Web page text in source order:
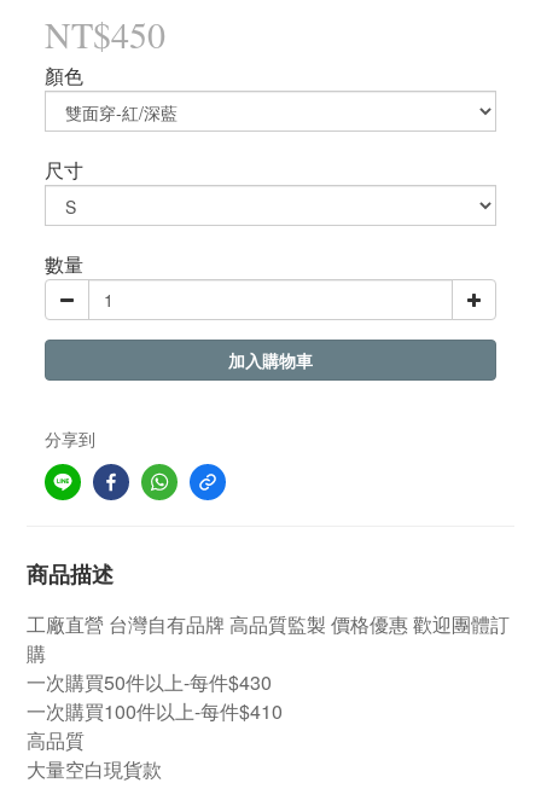
NT$450
顏色
尺寸
數量
加入購物車
分享到
商品描述
工廠直營 台灣自有品牌 高品質監製 價格優惠 歡迎團體訂
購
一次購買50件以上-每件$430
一次購買100件以上-每件$410
高品質
大量空白現貨款